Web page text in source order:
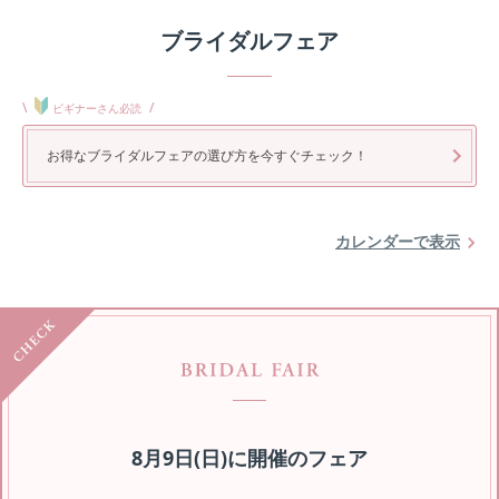
ブライダルフェア
\ ビギナーさん必読 /
お得なブライダルフェアの選び方を今すぐチェック！
カレンダーで表示
8月9日(日)に開催のフェア